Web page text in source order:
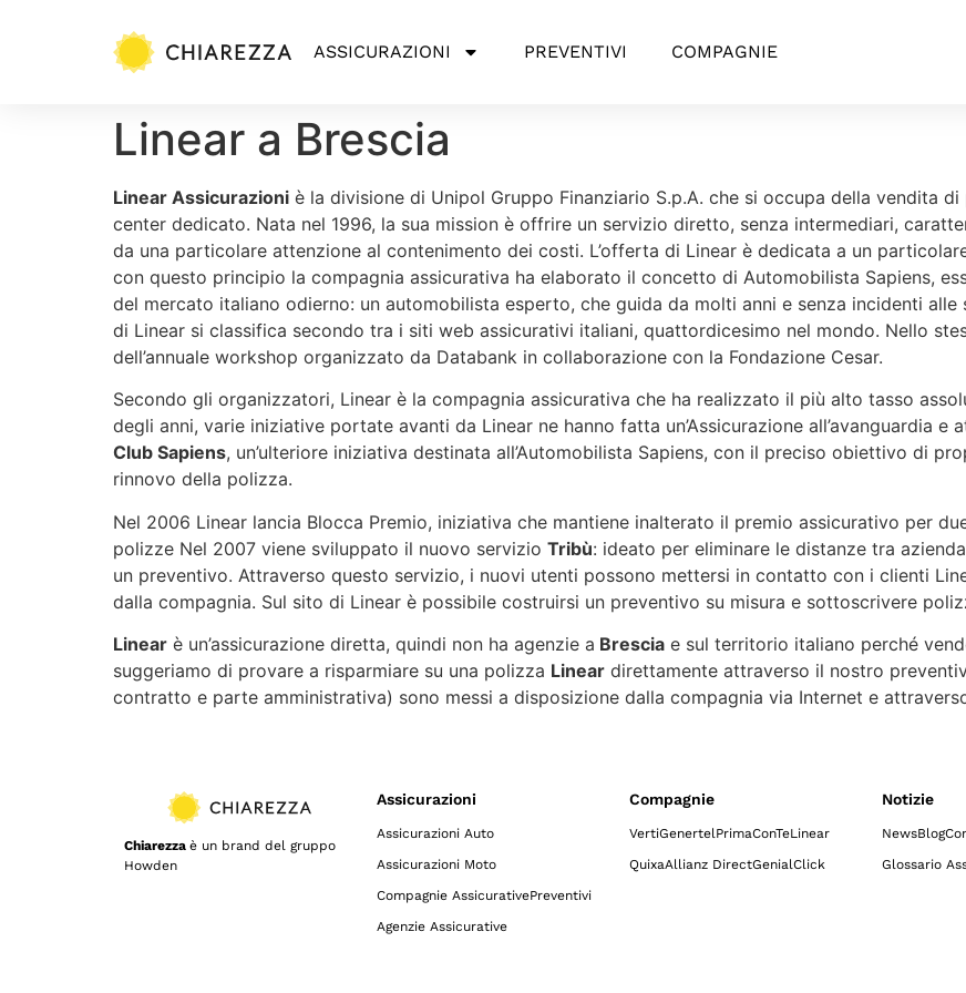
ASSICURAZIONI PREVENTIVI COMPAGNIE
Linear a Brescia
Linear Assicurazioni è la divisione di Unipol Gruppo Finanziario S.p.A. che si occupa della vendita
center dedicato. Nata nel 1996, la sua mission è offrire un servizio diretto, senza intermediari,
da una particolare attenzione al contenimento dei costi. L’offerta di Linear è dedicata a un
con questo principio la compagnia assicurativa ha elaborato il concetto di Automobilista Sapiens,
del mercato italiano odierno: un automobilista esperto, che guida da molti anni e senza incidenti
di Linear si classifica secondo tra i siti web assicurativi italiani, quattordicesimo nel mondo. Nello
dell’annuale workshop organizzato da Databank in collaborazione con la Fondazione Cesar.
Secondo gli organizzatori, Linear è la compagnia assicurativa che ha realizzato il più alto tasso
degli anni, varie iniziative portate avanti da Linear ne hanno fatta un’Assicurazione all’avanguardia
Club Sapiens, un’ulteriore iniziativa destinata all’Automobilista Sapiens, con il preciso obiettivo di
rinnovo della polizza.
Nel 2006 Linear lancia Blocca Premio, iniziativa che mantiene inalterato il premio assicurativo per
polizze Nel 2007 viene sviluppato il nuovo servizio Tribù: ideato per eliminare le distanze tra
un preventivo. Attraverso questo servizio, i nuovi utenti possono mettersi in contatto con i clienti
dalla compagnia. Sul sito di Linear è possibile costruirsi un preventivo su misura e sottoscrivere
Linear è un’assicurazione diretta, quindi non ha agenzie a Brescia e sul territorio italiano perché
suggeriamo di provare a risparmiare su una polizza Linear direttamente attraverso il nostro
contratto e parte amministrativa) sono messi a disposizione dalla compagnia via Internet e
Chiarezza è un brand del gruppo
Howden
Assicurazioni
Assicurazioni Auto
Assicurazioni Moto
Compagnie AssicurativePreventivi
Agenzie Assicurative
Compagnie
VertiGenertel PrimaConTeLinear
QuixaAllianz DirectGenialClick
Notizie
NewsBlog
Glossario